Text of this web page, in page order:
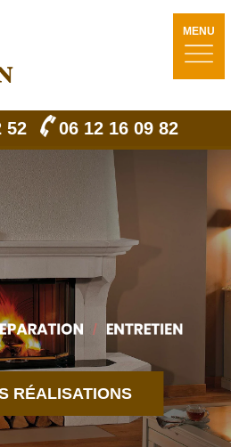
MENU
52 06 12 16 09 82
RÉALISATIONS